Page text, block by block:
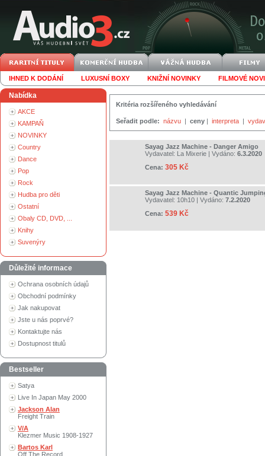
IHNED K DODÁNÍ LUXUSNÍ BOXY KNIŽNÍ NOVINKY FILMOVÉ
Nabídka
AKCE
KAMPAŇ
NOVINKY
Country
Dance
Pop
Rock
Hudba pro děti
Ostatní
Obaly CD, DVD, ...
Knihy
Suvenýry
Důležité informace
Ochrana osobních údajů
Obchodní podmínky
Jak nakupovat
Jste u nás poprvé?
Kontaktujte nás
Dostupnost titulů
Bestseller
Satya
Live In Japan May 2000
Jackson Alan
Freight Train
V/A
Klezmer Music 1908-1927
Bartos Karl
Off The Record
Kritéria rozšířeného vyhledávání
Seřadit podle: názvu | ceny | interpreta |
Sayag Jazz Machine - Danger Amigo
Vydavatel: La Mixerie | Vydáno: 6.3.2020
Cena: 305 Kč
Sayag Jazz Machine - Quantic
Vydavatel: 10h10 | Vydáno: 7.2.2020
Cena: 539 Kč